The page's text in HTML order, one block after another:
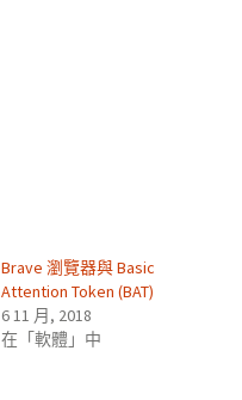
Brave 瀏覽器與 Basic
Attention Token (BAT)
6 11 月, 2018
在「軟體」中